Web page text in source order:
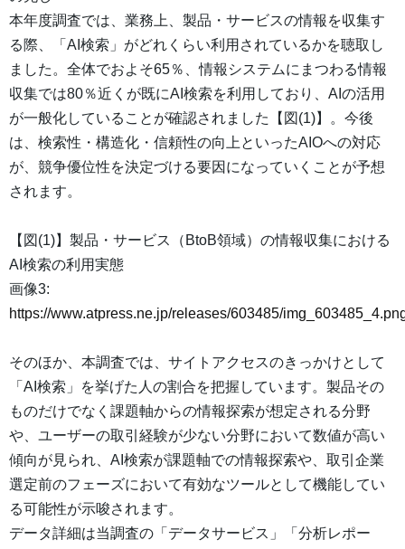
本年度調査では、業務上、製品・サービスの情報を収集す
る際、「AI検索」がどれくらい利用されているかを聴取し
ました。全体でおよそ65％、情報システムにまつわる情報
収集では80％近くが既にAI検索を利用しており、AIの活用
が一般化していることが確認されました【図(1)】。今後
は、検索性・構造化・信頼性の向上といったAIOへの対応
が、競争優位性を決定づける要因になっていくことが予想
されます。
【図(1)】製品・サービス（BtoB領域）の情報収集における
AI検索の利用実態
画像3:
https://www.atpress.ne.jp/releases/603485/
そのほか、本調査では、サイトアクセスのきっかけとして
「AI検索」を挙げた人の割合を把握しています。製品その
ものだけでなく課題軸からの情報探索が想定される分野
や、ユーザーの取引経験が少ない分野において数値が高い
傾向が見られ、AI検索が課題軸での情報探索や、取引企業
選定前のフェーズにおいて有効なツールとして機能してい
る可能性が示唆されます。
データ詳細は当調査の「データサービス」「分析レポー